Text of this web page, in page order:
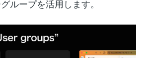
ループを活用します。